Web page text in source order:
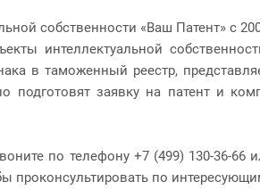
собственности «Ваш Патент» с
интеллектуальной
в таможенный реестр,
подготовят заявку на патент и
по телефону +7 (499) 130-36-
проконсультировать по